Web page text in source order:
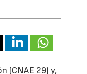
(CNAE 29) y,